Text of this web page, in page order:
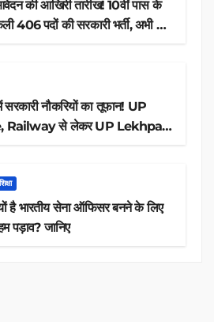
की आखिरी तारीख! 10वीं पास के
406 पदों की सरकारी भर्ती, अभी करें
नौकरियों का तूफान! UP
Railway से लेकर UP Lekhpal
शिक्षा
है भारतीय सेना ऑफिसर बनने के लिए
पड़ाव? जानिए